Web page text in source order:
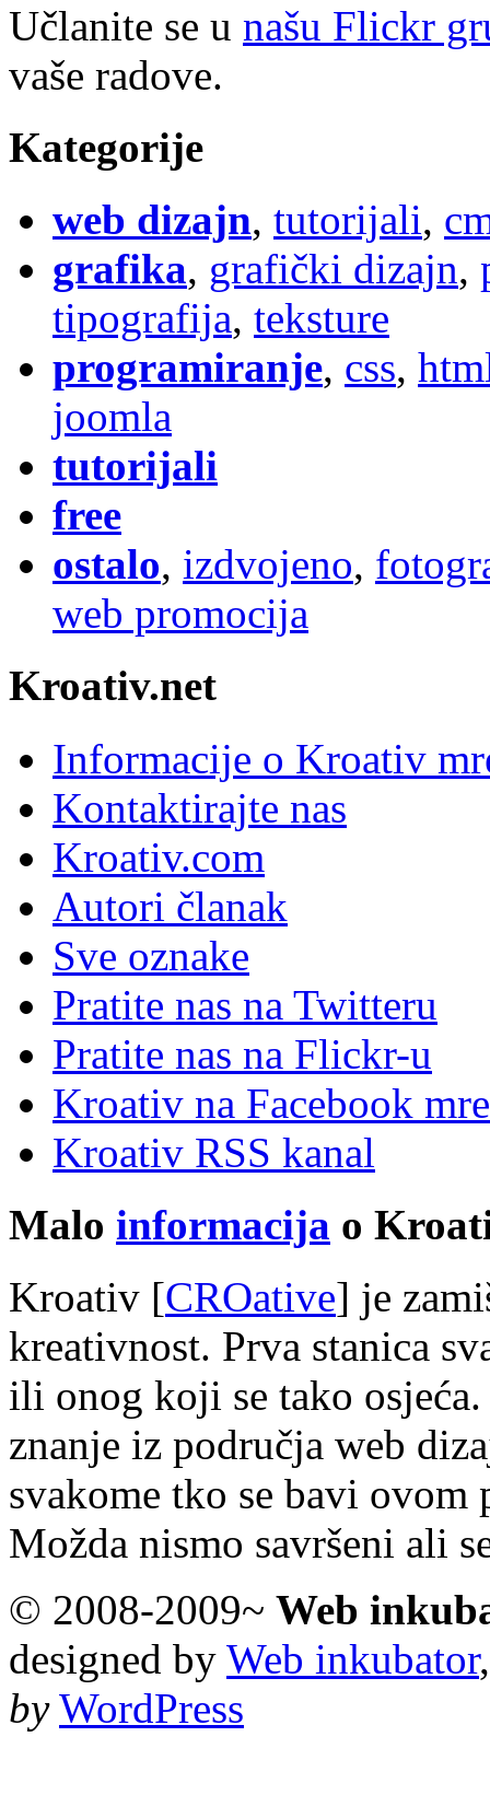
Učlanite se u našu Flickr
vaše radove.
Kategorije
web dizajn, tutorijali,
grafika, grafički dizajn,
tipografija, teksture
programiranje, css,
joomla
tutorijali
free
ostalo, izdvojeno,
web promocija
Kroativ.net
Informacije o Kroativ
Kontaktirajte nas
Kroativ.com
Autori članak
Sve oznake
Pratite nas na Twitteru
Pratite nas na Flickr-u
Kroativ na Facebook
Kroativ RSS kanal
Malo informacija o
Kroativ [CROative] je
kreativnost. Prva stanica
ili onog koji se tako
znanje iz područja web
svakome tko se bavi
Možda nismo savršeni ali
© 2008-2009~ Web
designed by Web inkubator
by WordPress